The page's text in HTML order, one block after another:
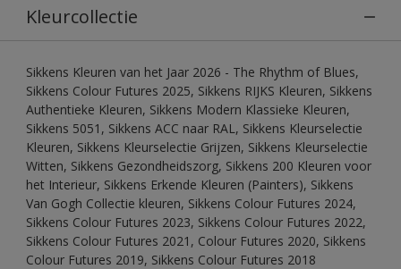
Kleurcollectie
Sikkens Kleuren van het Jaar 2026 - The Rhythm of Blues,
Sikkens Colour Futures 2025, Sikkens RIJKS Kleuren, Sikkens
Authentieke Kleuren, Sikkens Modern Klassieke Kleuren,
Sikkens 5051, Sikkens ACC naar RAL, Sikkens Kleurselectie
Kleuren, Sikkens Kleurselectie Grijzen, Sikkens Kleurselectie
Witten, Sikkens Gezondheidszorg, Sikkens 200 Kleuren voor
het Interieur, Sikkens Erkende Kleuren (Painters), Sikkens
Van Gogh Collectie kleuren, Sikkens Colour Futures 2024,
Sikkens Colour Futures 2023, Sikkens Colour Futures 2022,
Sikkens Colour Futures 2021, Colour Futures 2020, Sikkens
Colour Futures 2019, Sikkens Colour Futures 2018